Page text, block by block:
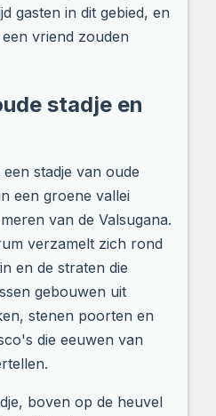
gasten in dit gebied, en
vriend zouden
stadje en
stadje van oude
een groene vallei
van de Valsugana.
verzamelt zich rond
en de straten die
gebouwen uit
stenen poorten en
die eeuwen van
boven op de heuvel